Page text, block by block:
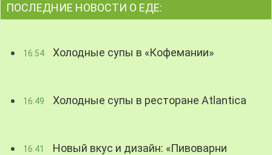
ПОСЛЕДНИЕ НОВОСТИ О ЕДЕ:
16:54 Холодные супы в «Кофемании»
16:49 Холодные супы в ресторане Atlantica
16:41
Новый вкус и дизайн: «Пивоварни